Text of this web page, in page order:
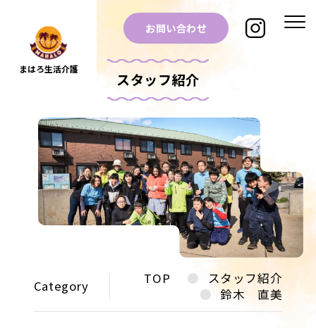
まはろ生活介護
お問い合わせ
スタッフ紹介
Category TOP
スタッフ紹介
鈴木 直美